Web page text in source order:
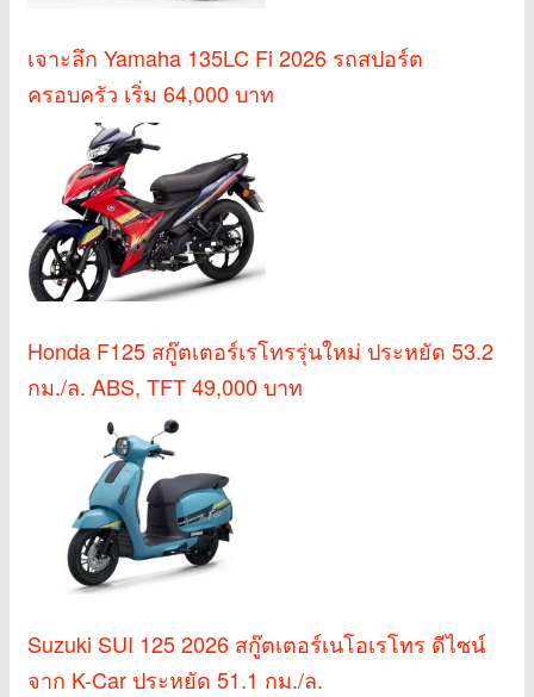
เจาะลึก Yamaha 135LC Fi 2026 รถสปอร์ต
ครอบครัว เริ่ม 64,000 บาท
Honda F125 สกู๊ตเตอร์เรโทรรุ่นใหม่ ประหยัด 53.2
กม./ล. ABS, TFT 49,000 บาท
Suzuki SUI 125 2026 สกู๊ตเตอร์เนโอเรโทร ดีไซน์
จาก K-Car ประหยัด 51.1 กม./ล.